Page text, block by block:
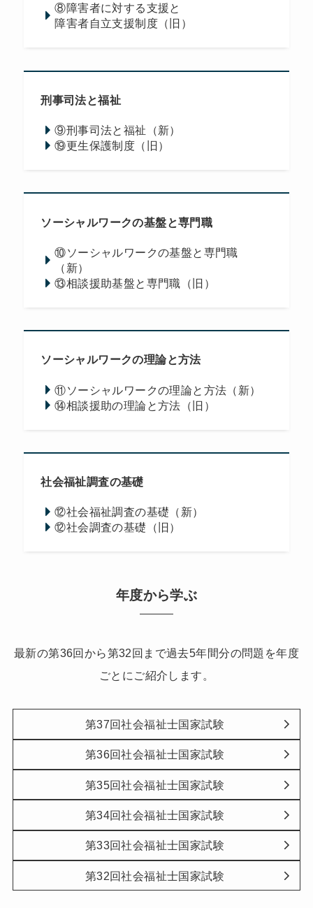
⑧障害者に対する支援と
障害者自立支援制度（旧）
刑事司法と福祉
⑨刑事司法と福祉（新）
⑲更生保護制度（旧）
ソーシャルワークの基盤と専門職
⑩ソーシャルワークの基盤と専門職
（新）
⑬相談援助基盤と専門職（旧）
ソーシャルワークの理論と方法
⑪ソーシャルワークの理論と方法（新）
⑭相談援助の理論と方法（旧）
社会福祉調査の基礎
⑫社会福祉調査の基礎（新）
⑫社会調査の基礎（旧）
年度から学ぶ
最新の第36回から第32回まで過去5年間分の問題を年度
ごとにご紹介します。
第37回社会福祉士国家試験
第36回社会福祉士国家試験
第35回社会福祉士国家試験
第34回社会福祉士国家試験
第33回社会福祉士国家試験
第32回社会福祉士国家試験